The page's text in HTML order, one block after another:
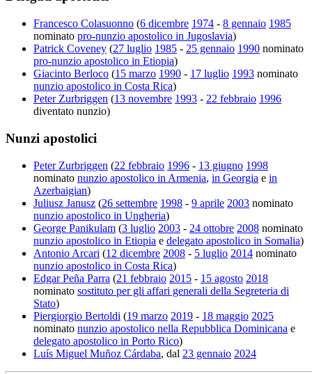
Francesco Colasuonno (6 dicembre 1974 - 8 gennaio 1985
nominato pro-nunzio apostolico in Jugoslavia)
Patrick Coveney (27 luglio 1985 - 25 gennaio 1990 nominato
pro-nunzio apostolico in Etiopia)
Giacinto Berloco (15 marzo 1990 - 17 luglio 1993 nominato
nunzio apostolico in Costa Rica)
Peter Zurbriggen (13 novembre 1993 - 22 febbraio 1996
diventato nunzio)
Nunzi apostolici
Peter Zurbriggen (22 febbraio 1996 - 13 giugno 1998
nominato nunzio apostolico in Armenia, in Georgia e in
Azerbaigian)
Juliusz Janusz (26 settembre 1998 - 9 aprile 2003 nominato
nunzio apostolico in Ungheria)
George Panikulam (3 luglio 2003 - 24 ottobre 2008 nominato
nunzio apostolico in Etiopia e delegato apostolico in Somalia)
Antonio Arcari (12 dicembre 2008 - 5 luglio 2014 nominato
nunzio apostolico in Costa Rica)
Edgar Peña Parra (21 febbraio 2015 - 15 agosto 2018
nominato sostituto per gli affari generali della Segreteria di
Stato)
Piergiorgio Bertoldi (19 marzo 2019 - 18 maggio 2025
nominato nunzio apostolico nella Repubblica Dominicana e
delegato apostolico in Porto Rico)
Luís Miguel Muñoz Cárdaba, dal 23 gennaio 2024